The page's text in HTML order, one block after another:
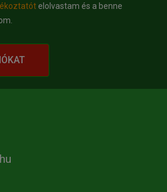
elolvastam és a benne